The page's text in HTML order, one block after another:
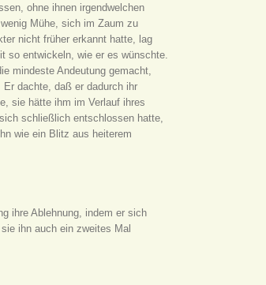
ohne ihnen irgendwelchen
Mühe, sich im Zaum zu
nicht früher erkannt hatte, lag
so entwickeln, wie er es wünschte.
mindeste Andeutung gemacht,
dachte, daß er dadurch ihr
sie hätte ihm im Verlauf ihres
schließlich entschlossen hatte,
wie ein Blitz aus heiterem
ihre Ablehnung, indem er sich
ihn auch ein zweites Mal